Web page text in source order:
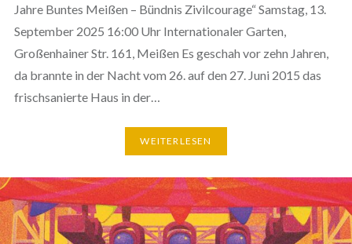
Jahre Buntes Meißen – Bündnis Zivilcourage“ Samstag, 13.
September 2025 16:00 Uhr Internationaler Garten,
Großenhainer Str. 161, Meißen Es geschah vor zehn Jahren,
da brannte in der Nacht vom 26. auf den 27. Juni 2015 das
frischsanierte Haus in der…
WEITERLESEN